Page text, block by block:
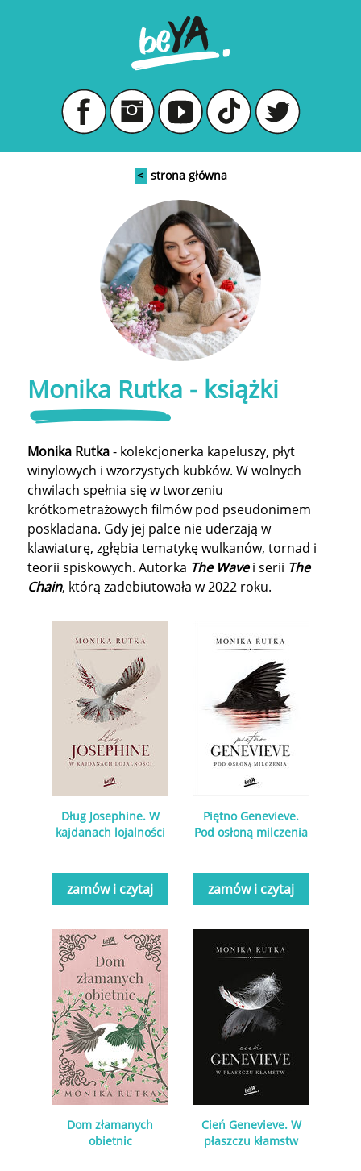
< strona główna
Monika Rutka - książki
Monika Rutka- kolekcjonerka kapeluszy, płyt
winylowych i wzorzystych kubków. W wolnych
chwilach spełnia się w tworzeniu
krótkometrażowych filmów pod pseudonimem
poskladana. Gdy jej palce nie uderzają w
klawiaturę, zgłębia tematykę wulkanów, tornad i
teorii spiskowych. Autorka The Wavei serii The
Chain, którą zadebiutowała w 2022 roku.
Dług Josephine. W
kajdanach lojalności
zamów i czytaj
Piętno Genevieve.
Pod osłoną milczenia
zamów i czytaj
Dom złamanych
obietnic
Cień Genevieve. W
płaszczu kłamstw